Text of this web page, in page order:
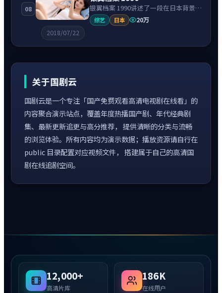
08
银翼档案 1990讲述了一段在日本背景下
的喜剧故事，围绕长泽雅美饰演的主角
逐层展开，人物动机与命运转折相互牵
综艺 日本
20万
2018/07/22
关于国剧云
国剧云是一个专注「国产免费观看高清电视剧在线看」的
内容聚合演示站点，覆盖年度热播国产剧、年代经典剧
集、最新更新追更与高分推荐， 提供清晰的分类与流畅
的浏览体验。所有内容均为演示数据；播放资源请自行在
public 目录配置对应视频文件， 搭建属于自己的高清国
剧在线追剧空间。
12,000+
高清片库
186K
在线用户